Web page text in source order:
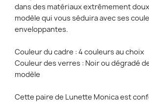
dans des matériaux extrêmement
modèle qui vous séduira avec ses
enveloppantes.
Couleur du cadre : 4 couleurs au choix
Couleur des verres : Noir ou dégradé
modèle
Cette paire de Lunette Monica est